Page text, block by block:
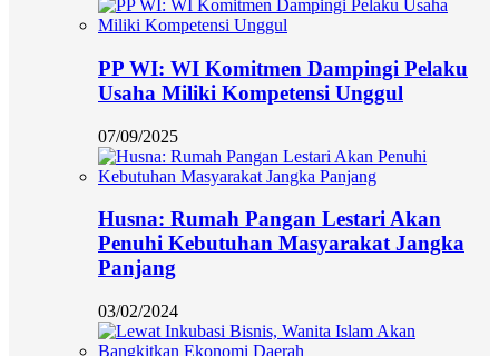
PP WI: WI Komitmen Dampingi Pelaku
Usaha Miliki Kompetensi Unggul
07/09/2025
Husna: Rumah Pangan Lestari Akan
Penuhi Kebutuhan Masyarakat Jangka
Panjang
03/02/2024